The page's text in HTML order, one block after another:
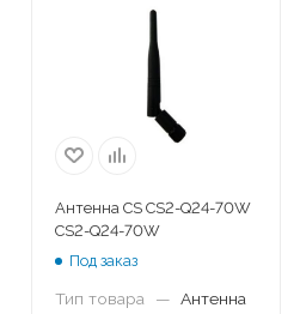
Антенна CS CS2-Q24-70W
CS2-Q24-70W
Под заказ
Тип товара — Антенна